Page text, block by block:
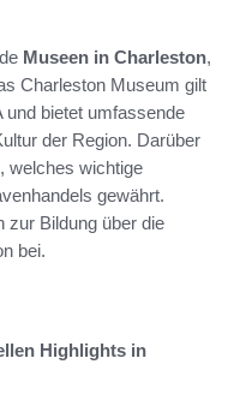
Museen in Charleston,
Charleston Museum gilt
und bietet umfassende
der Region. Darüber
welches wichtige
gewährt.
zur Bildung über die
bei.
Highlights in